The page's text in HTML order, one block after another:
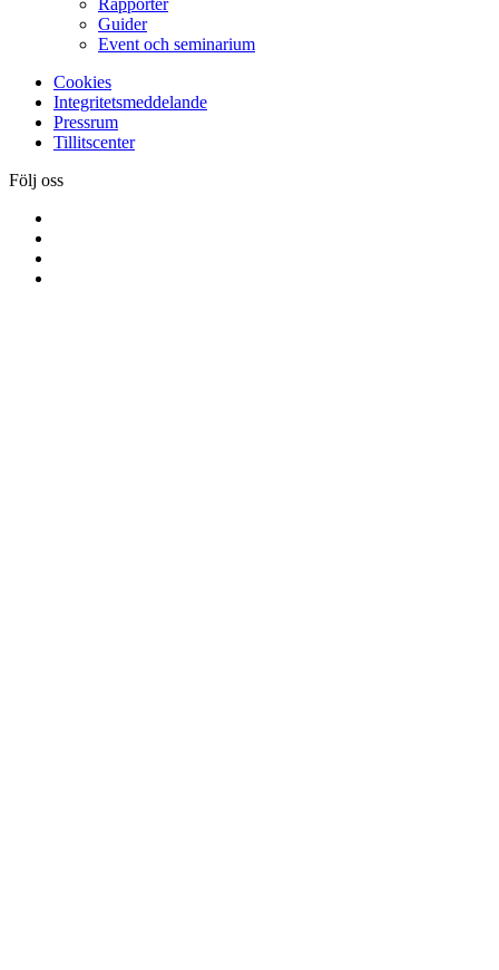
Rapporter
Guider
Event och seminarium
Cookies
Integritetsmeddelande
Pressrum
Tillitscenter
Följ oss